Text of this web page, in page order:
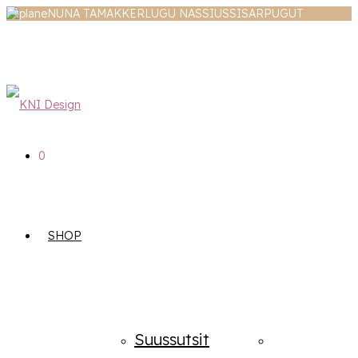
NUNA TAMAKKERLUGU NASSIUSSISARPUGUT
0
SHOP
Suussutsit